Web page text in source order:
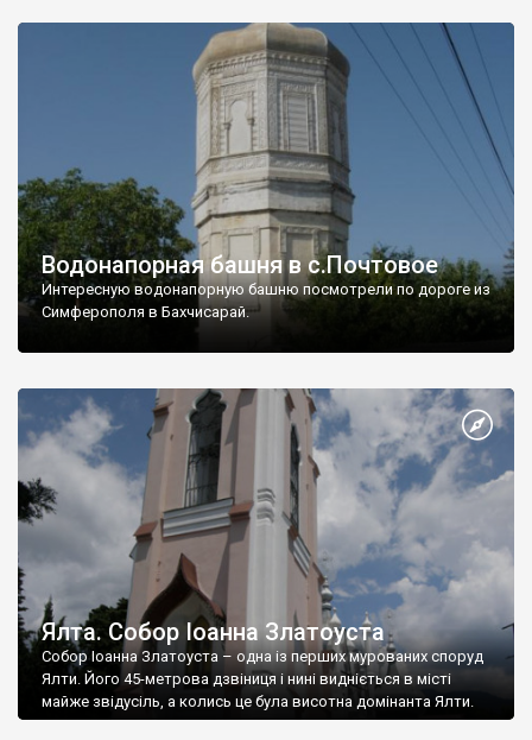
Водонапорная башня в с.Почтовое
Интересную водонапорную башню посмотрели по дороге из
Симферополя в Бахчисарай.
Ялта. Собор Іоанна Златоуста
Собор Іоанна Златоуста – одна із перших мурованих споруд
Ялти. Його 45-метрова дзвіниця і нині видніється в місті
майже звідусіль, а колись це була висотна домінанта Ялти.